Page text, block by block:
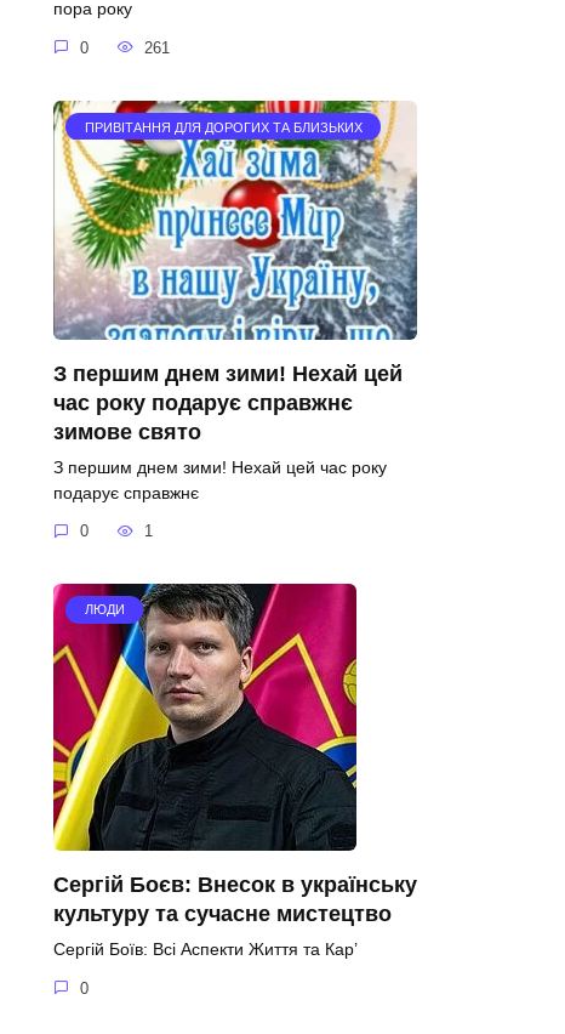
пора року
0 261
ПРИВІТАННЯ ДЛЯ ДОРОГИХ ТА БЛИЗЬКИХ
З першим днем зими! Нехай цей
час року подарує справжнє
зимове свято
З першим днем зими! Нехай цей час року
подарує справжнє
0 1
ЛЮДИ
Сергій Боєв: Внесок в українську
культуру та сучасне мистецтво
Сергій Боїв: Всі Аспекти Життя та Кар’
0